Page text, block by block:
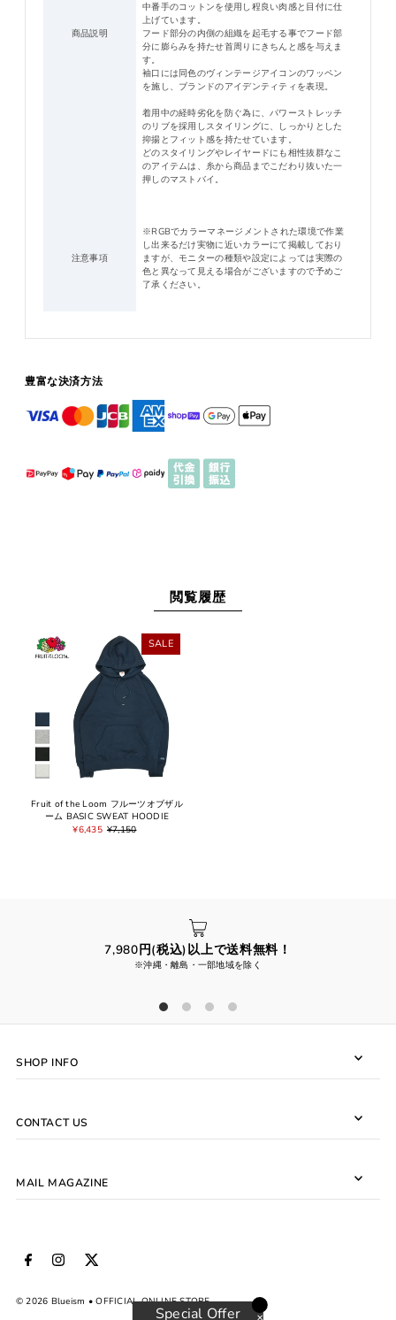
商品説明
中番手のコットンを使用し程良い肉感と目付に仕
上げています。
フード部分の内側の組織を起毛する事でフード部
分に膨らみを持たせ首周りにきちんと感を与えま
す。
袖口には同色のヴィンテージアイコンのワッペン
を施し、ブランドのアイデンティティを表現。
着用中の経時劣化を防ぐ為に、パワーストレッチ
のリブを採用しスタイリングに、しっかりとした
抑揚とフィット感を持たせています。
どのスタイリングやレイヤードにも相性抜群なこ
のアイテムは、糸から商品までこだわり抜いた一
押しのマストバイ。
注意事項
※RGBでカラーマネージメントされた環境で作業
し出来るだけ実物に近いカラーにて掲載しており
ますが、モニターの種類や設定によっては実際の
色と異なって見える場合がございますので予めご
了承ください。
豊富な決済方法
閲覧履歴
SALE
Fruit of the Loom フルーツオブザル
ーム BASIC SWEAT HOODIE
¥6,435 ¥7,150
7,980円(税込)以上で送料無料！
※沖縄・離島・一部地域を除く
SHOP INFO
CONTACT US
MAIL MAGAZINE
© 2026 Blueism • OFFICIAL ONLINE STORE
Special Offer